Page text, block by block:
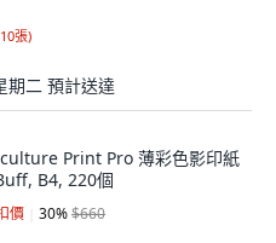
張)
期二 預計送達
Print Pro 薄彩色影印紙
B4, 220個
價 30%$660